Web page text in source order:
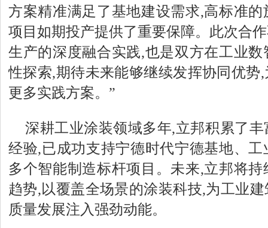
方案精准满足了基地建设需求,高标准
项目如期投产提供了重要保障。此次合
生产的深度融合实践,也是双方在工业
性探索,期待未来能够继续发挥协同优势
更多实践方案。”
深耕工业涂装领域多年,立邦积累了
经验,已成功支持宁德时代宁德基地、
多个智能制造标杆项目。未来,立邦将
趋势,以覆盖全场景的涂装科技,为工业
质量发展注入强劲动能。